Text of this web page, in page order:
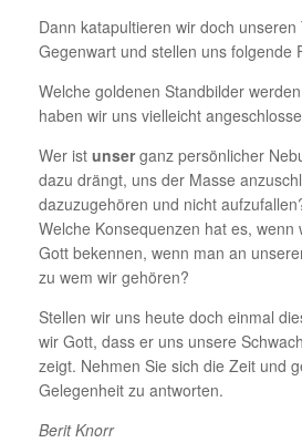
Dann katapultieren wir doch unseren
Gegenwart und stellen uns folgende
Welche goldenen Standbilder
haben wir uns vielleicht
Wer ist unserganz persönlicher
dazu drängt, uns der Masse
dazuzugehören und nicht
Welche Konsequenzen hat es, wenn
Gott bekennen, wenn man an
zu wem wir gehören?
Stellen wir uns heute doch einmal
wir Gott, dass er uns unsere
zeigt. Nehmen Sie sich die Zeit und
Gelegenheit zu antworten.
Berit Knorr